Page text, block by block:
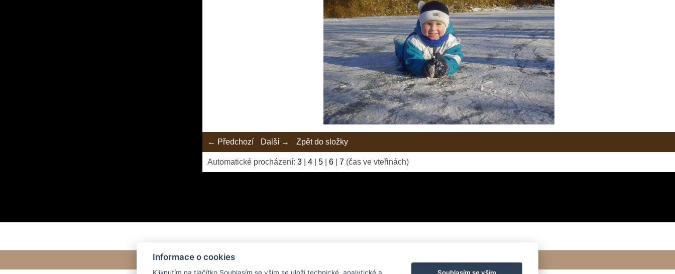
← Předchozí Další → Zpět do složky
Automatické procházení:3 |4 |5 |6 |7 (čas ve vteřinách)
Informace o cookies